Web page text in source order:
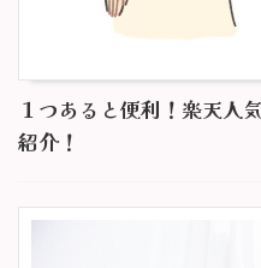
１つあると便利！楽天人
紹介！